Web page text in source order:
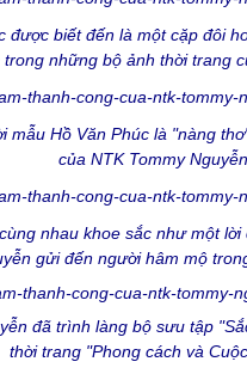
được biết đến là một cặp đôi
những bộ ảnh thời trang
mẫu Hồ Văn Phúc là "nàng
của NTK Tommy Nguyễn.
nhau khoe sắc như một
gửi đến người hâm mộ
đã trình làng bộ sưu tập
thời trang "Phong cách và